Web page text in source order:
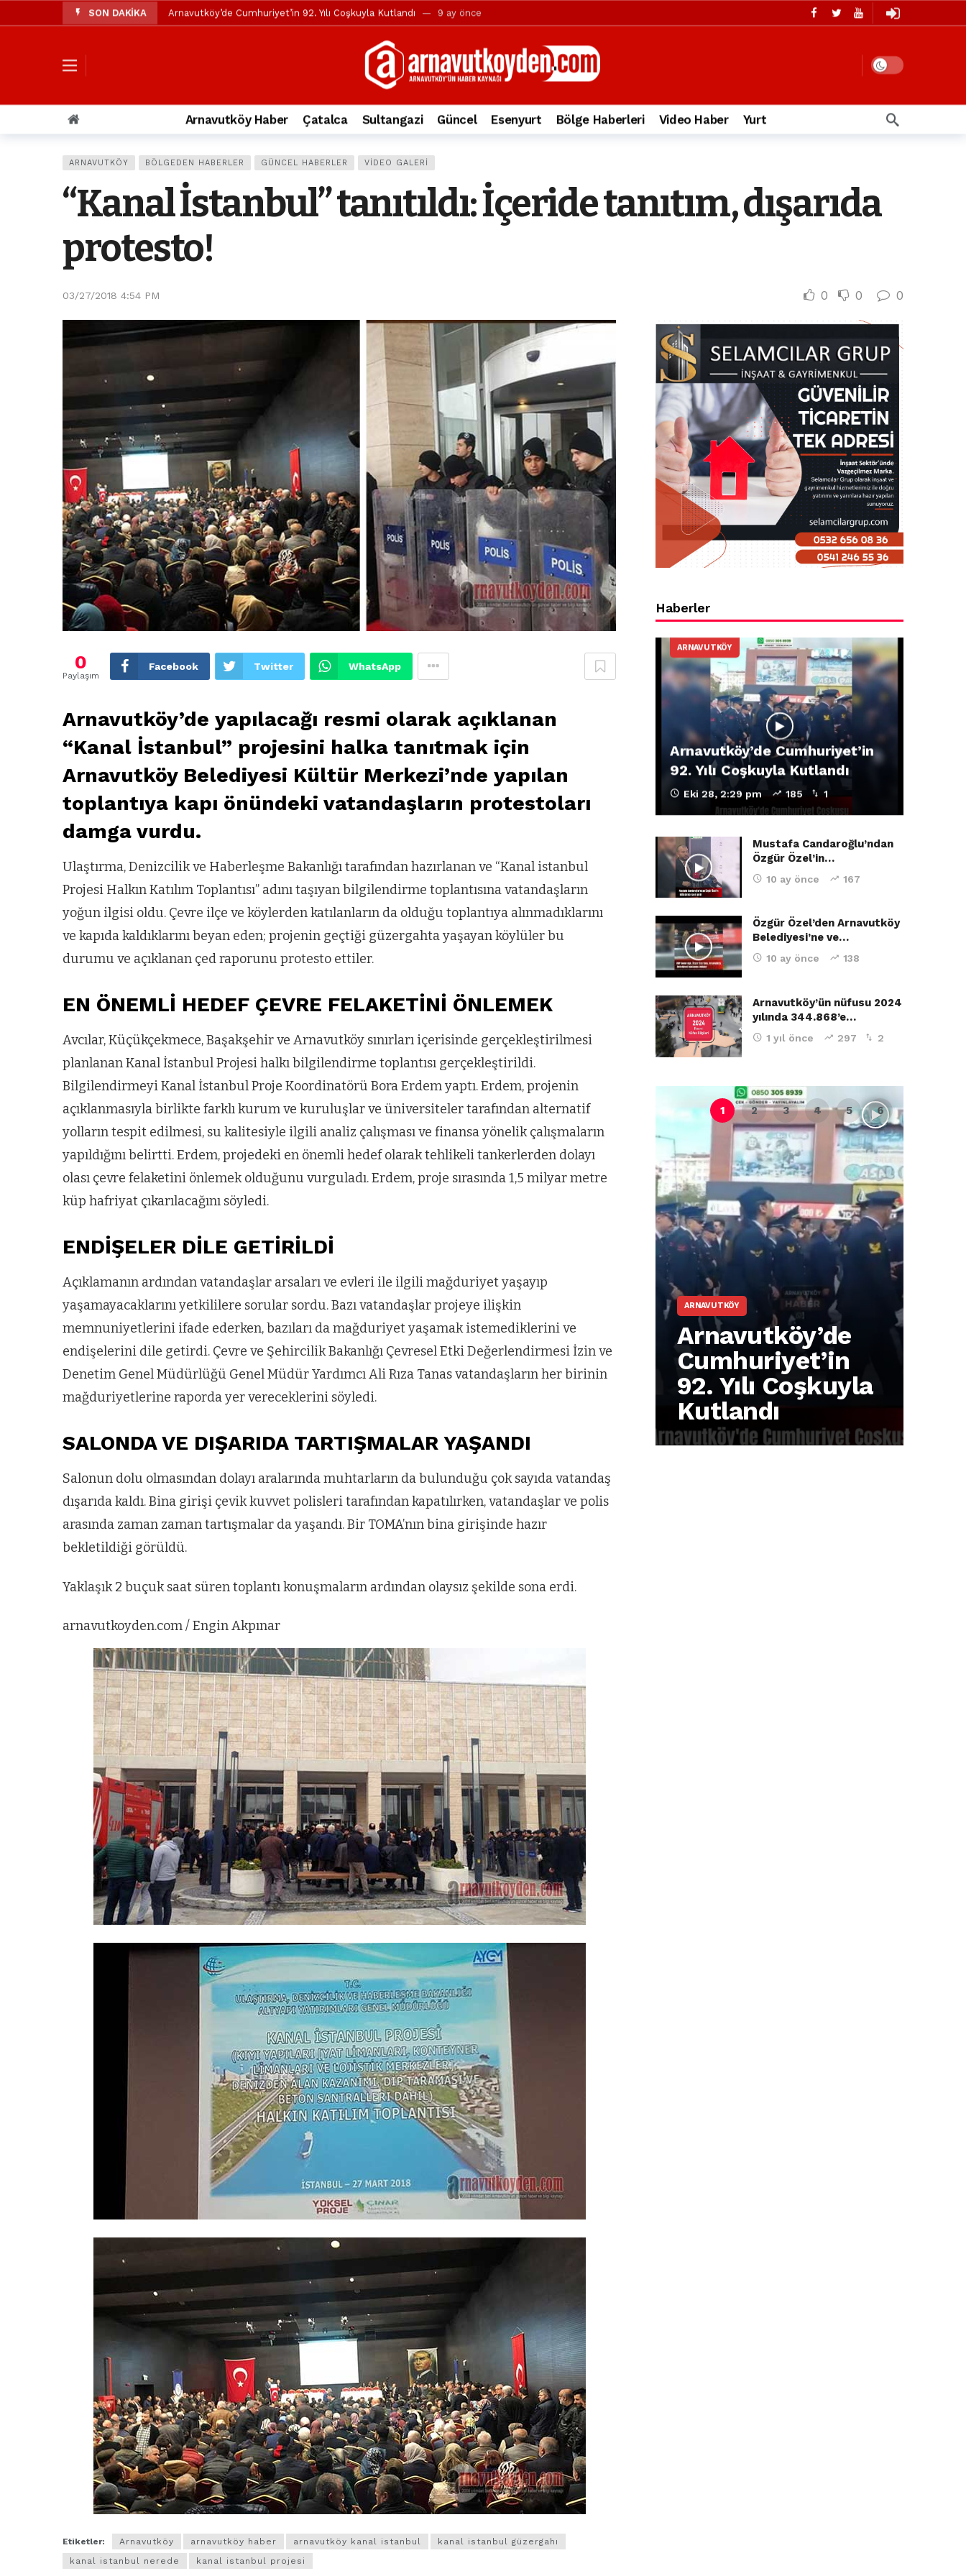
SON DAKİKA Arnavutköy’de Cumhuriyet’in 92. Yılı Coşkuyla Kutlandı 9 ay önce
Özgür Özel’den Arnavutköy Belediyesi’ne ve Mustafa Candaroğlu’na yönelik suçlamalar 10 ay önce
Arnavutköy’ün nüfusu 2024 yılında 344.868’e ulaştı 1 yıl önce
Arnavutköy Taşoluk’ta seyir halindeki otomobil alev alev yandı. 2 yıl önce
Arnavutköy İmrahor Mahallesi sakinleri protesto gösterisi düzenledi 2 yıl önce
Toprak kaydı: 3 hafriyat kamyonu birbirlerinin üzerine devrildi
İstanbul Havalimanı yolundaki kazada, taksideki yolcu öldü 3 yıl önce
Arnavutkoy Belediyesi’ne su baskını tepkisi 3 yıl önce
Arnavutköy Haber Çatalca Sultangazi Güncel Esenyurt Bölge Haberleri Video Haber Yurt
ARNAVUTKÖY BÖLGEDEN HABERLER GÜNCEL HABERLER VIDEO GALERI
“Kanal İstanbul” tanıtıldı: İçeride tanıtım, dışarıda
protesto!
03/27/2018 4:54 PM 0 0 0
0
Paylaşım
Facebook Twitter WhatsApp
Arnavutköy’de yapılacağı resmi olarak açıklanan
“Kanal İstanbul” projesini halka tanıtmak için
Arnavutköy Belediyesi Kültür Merkezi’nde yapılan
toplantıya kapı önündeki vatandaşların protestoları
damga vurdu.
Ulaştırma, Denizcilik ve Haberleşme Bakanlığı tarafından hazırlanan ve “Kanal istanbul
Projesi Halkın Katılım Toplantısı” adını taşıyan bilgilendirme toplantısına vatandaşların
yoğun ilgisi oldu. Çevre ilçe ve köylerden katılanların da olduğu toplantıya alınmadıklarını
ve kapıda kaldıklarını beyan eden; projenin geçtiği güzergahta yaşayan köylüler bu
durumu ve açıklanan çed raporunu protesto ettiler.
EN ÖNEMLİ HEDEF ÇEVRE FELAKETİNİ ÖNLEMEK
Avcılar, Küçükçekmece, Başakşehir ve Arnavutköy sınırları içerisinde gerçekleştirilmesi
planlanan Kanal İstanbul Projesi halkı bilgilendirme toplantısı gerçekleştirildi.
Bilgilendirmeyi Kanal İstanbul Proje Koordinatörü Bora Erdem yaptı. Erdem, projenin
açıklanmasıyla birlikte farklı kurum ve kuruluşlar ve üniversiteler tarafından alternatif
yolların tespit edilmesi, su kalitesiyle ilgili analiz çalışması ve finansa yönelik çalışmaların
yapıldığını belirtti. Erdem, projedeki en önemli hedef olarak tehlikeli tankerlerden dolayı
olası çevre felaketini önlemek olduğunu vurguladı. Erdem, proje sırasında 1,5 milyar metre
küp hafriyat çıkarılacağını söyledi.
ENDİŞELER DİLE GETİRİLDİ
Açıklamanın ardından vatandaşlar arsaları ve evleri ile ilgili mağduriyet yaşayıp
yaşamayacaklarını yetkililere sorular sordu. Bazı vatandaşlar projeye ilişkin
memnuniyetlerini ifade ederken, bazıları da mağduriyet yaşamak istemediklerini ve
endişelerini dile getirdi. Çevre ve Şehircilik Bakanlığı Çevresel Etki Değerlendirmesi İzin ve
Denetim Genel Müdürlüğü Genel Müdür Yardımcı Ali Rıza Tanas vatandaşların her birinin
mağduriyetlerine raporda yer vereceklerini söyledi.
SALONDA VE DIŞARIDA TARTIŞMALAR YAŞANDI
Salonun dolu olmasından dolayı aralarında muhtarların da bulunduğu çok sayıda vatandaş
dışarıda kaldı. Bina girişi çevik kuvvet polisleri tarafından kapatılırken, vatandaşlar ve polis
arasında zaman zaman tartışmalar da yaşandı. Bir TOMA’nın bina girişinde hazır
bekletildiği görüldü.
Yaklaşık 2 buçuk saat süren toplantı konuşmaların ardından olaysız şekilde sona erdi.
arnavutkoyden.com / Engin Akpınar
Etiketler: Arnavutköy arnavutköy haber arnavutköy kanal istanbul
kanal istanbul güzergahı
kanal istanbul nerede
kanal istanbul projesi
Haberler
ARNAVUTKÖY
Arnavutköy’de Cumhuriyet’in
92. Yılı Coşkuyla Kutlandı
Eki 28, 2:29 pm 185 1
Mustafa Candaroğlu’ndan
Özgür Özel’in…
10 ay önce 167
Özgür Özel’den Arnavutköy
Belediyesi’ne ve…
10 ay önce 138
Arnavutköy’ün nüfusu 2024
yılında 344.868’e…
1 yıl önce 297 2
ARNAVUTKÖY
Arnavutköy
İmrahor
Mahallesi
protesto
gösterisi
düzenledi
ARNAVUTKÖY
Arnavutköy’de
Cumhuriyet’in
92. Yılı Coşkuyla
Kutlandı